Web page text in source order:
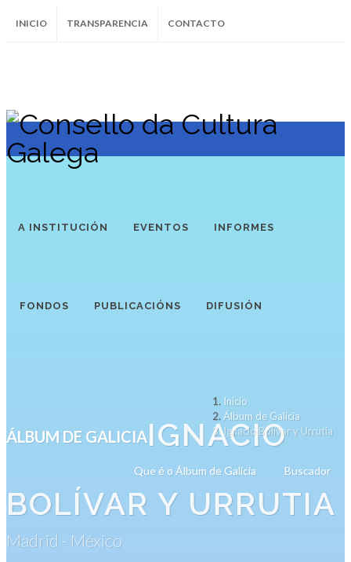
INICIO TRANSPARENCIA CONTACTO
InstagramFacebookTwitter Soundcloud
Youtube
A INSTITUCIÓN EVENTOS INFORMES
FONDOS PUBLICACIÓNS DIFUSIÓN
ÁLBUM DE GALICIA
Que é o Álbum de Galicia Buscador
IGNACIO
BOLÍVAR Y URRUTIA
Madrid - México
Inicio
Álbum de Galicia
Ignacio Bolívar y Urrutia